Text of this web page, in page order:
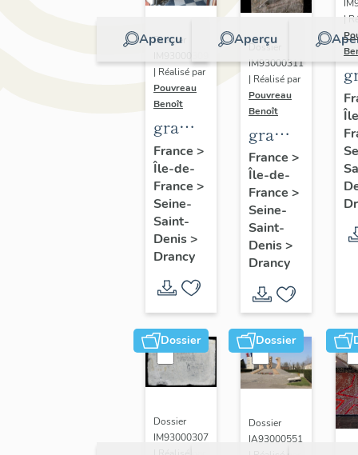
Aperçu
Dossier
| Réalisé par
Pouvreau
Benoît
graffiti
de
chambrée
sur
revers
de
façade
France >
Île-de-
France >
Seine-
Saint-
Denis>
Drancy
Aperçu
Dossier
IM93000311
| Réalisé par
Pouvreau
Benoît
graffiti
sur
conduit
de
cheminée
France >
Île-de-
France >
Seine-
Saint-
Denis>
Drancy
|
et
Dossier
Dossier
IM93000307
Dossier
Dossier
IA93000551